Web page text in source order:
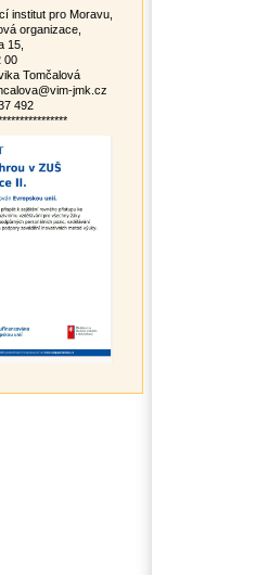
institut pro Moravu,
organizace,
15,
00
Tomčalová
jmk.cz
492